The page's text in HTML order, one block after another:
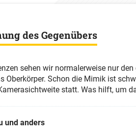
des Gegenübers
sehen wir normalerweise nur
Oberkörper. Schon die Mimik ist
statt. Was hilft, um
und anders